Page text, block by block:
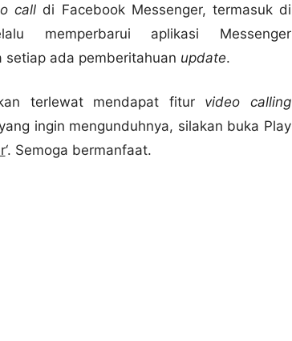
call di Facebook Messenger, termasuk di
memperbarui aplikasi Messenger
setiap ada pemberitahuan update.
terlewat mendapat fitur video calling
ingin mengunduhnya, silakan buka Play
‘. Semoga bermanfaat.